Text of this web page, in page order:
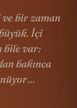
bir zaman
İçi
bile var:
bakınca